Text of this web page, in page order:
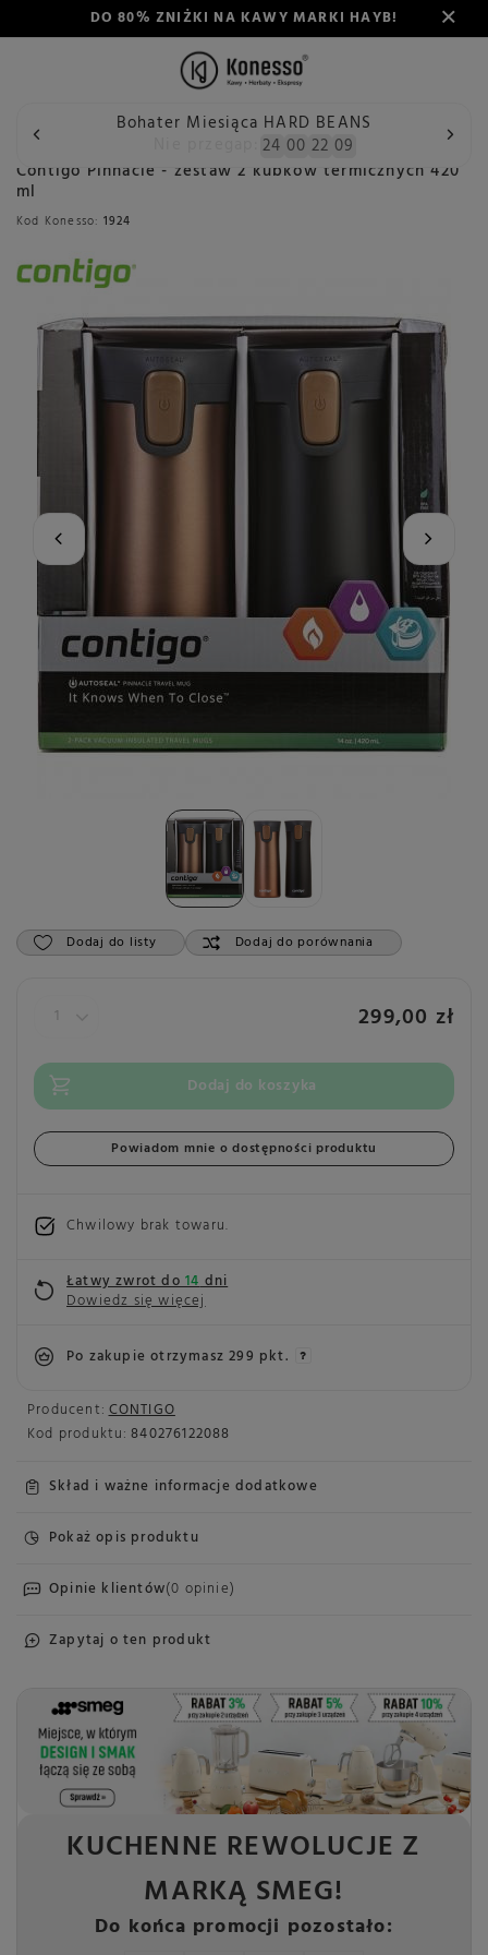
DO 80% ZNIŻKI NA KAWY MARKI HAYB!
Bohater Miesiąca HARD BEANS
24 00 22 08
Wstecz Konesso Akcesoria Rodzaj Kubki i łyżeczki
Contigo Pinnacle - zestaw 2 kubków termicznych 420
ml
Kod Konesso: 1924
Dodaj do listy Dodaj do porównania
Producent: CONTIGO
Kod produktu: 840276122088
Skład i ważne informacje dodatkowe
Pokaż opis produktu
Opinie klientów(0 opinie)
Zapytaj o ten produkt
299,00 zł
Dodaj do koszyka
Powiadom mnie o dostępności produktu
Chwilowy brak towaru
Łatwy zwrot do14dni
Dowiedz się więcej
Po zakupie otrzymasz299 pkt.
KUCHENNE REWOLUCJE Z
MARKĄ SMEG!
Do końca promocji pozostało: